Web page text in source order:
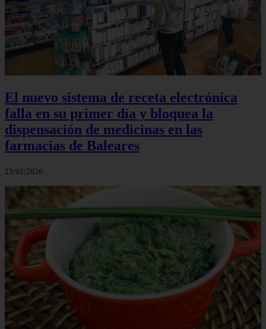
El nuevo sistema de receta electrónica
falla en su primer día y bloquea la
dispensación de medicinas en las
farmacias de Baleares
23/02/2026